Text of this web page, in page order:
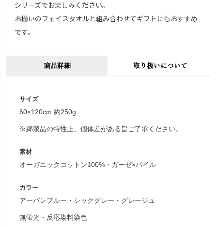
シリーズでお楽しみください。
お揃いのフェイスタオルと組み合わせてギフトにもおすすめ
です。
商品詳細 取り扱いについて
サイズ
60×120cm 約250g
※綿製品の特性上、個体差がある旨ご了承ください。
素材
オーガニックコットン100%・ガーゼ×パイル
カラー
アーバンブルー・シックグレー・グレージュ
無蛍光・反応染料染色